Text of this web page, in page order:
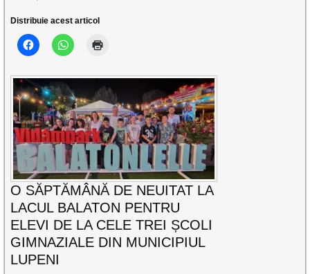
Distribuie acest articol
O SĂPTĂMÂNĂ DE NEUITAT LA
LACUL BALATON PENTRU
ELEVI DE LA CELE TREI ȘCOLI
GIMNAZIALE DIN MUNICIPIUL
LUPENI